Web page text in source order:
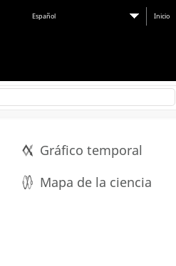
Español Inicio
Gráfico temporal
Mapa de la ciencia